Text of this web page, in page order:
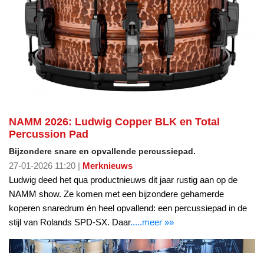
NAMM 2026: Ludwig Copper BLK en Total
Percussion Pad
Bijzondere snare en opvallende percussiepad.
27-01-2026 11:20 | Merknieuws
Ludwig deed het qua productnieuws dit jaar rustig aan op de
NAMM show. Ze komen met een bijzondere gehamerde
koperen snaredrum én heel opvallend: een percussiepad in de
stijl van Rolands SPD-SX. Daar.....meer »»